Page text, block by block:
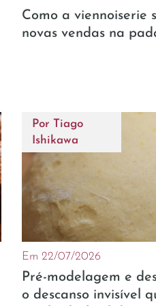
Como a viennoiserie
novas vendas na
Por Tiago
Ishikawa
Em 22/07/2026
Pré-modelagem e
o descanso invisível